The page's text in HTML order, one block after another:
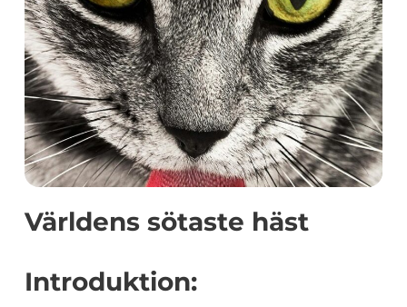
Världens sötaste häst
Introduktion: